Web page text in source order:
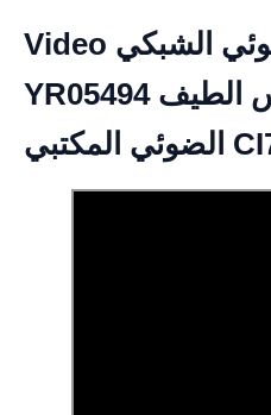
Video مقياس الطيف الضوئي الشبكي
YR05494 مقابل مقياس الطيف